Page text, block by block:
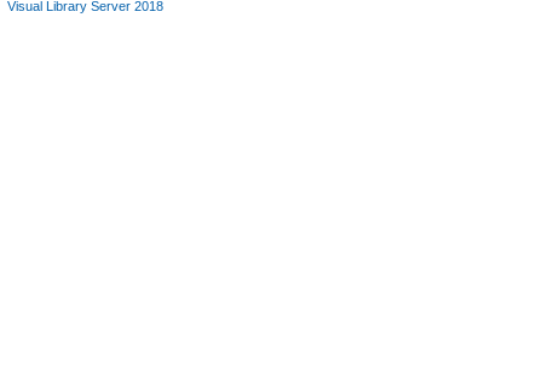
Visual Library Server 2018